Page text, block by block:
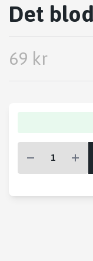
Det
69 kr